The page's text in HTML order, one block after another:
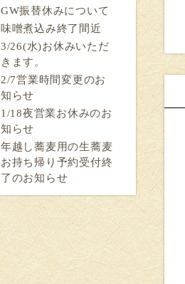
GW振替休みについて
味噌煮込み終了間近
3/26(水)お休みいただ
きます。
2/7営業時間変更のお
知らせ
1/18夜営業お休みのお
知らせ
年越し蕎麦用の生蕎麦
お持ち帰り予約受付終
了のお知らせ